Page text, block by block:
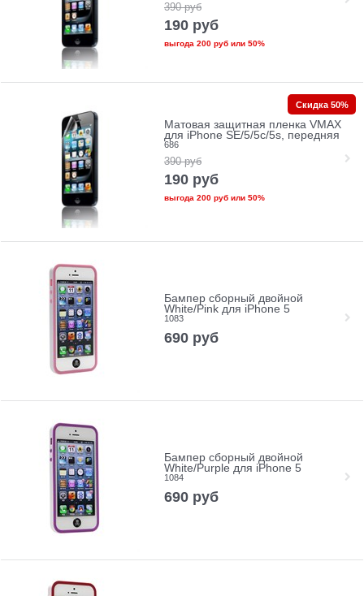
390 руб
190 руб
выгода 200 рубили 50%
Матовая защитная пленка VMAX
для iPhone SE/5/5c/5s, передняя
686
390 руб
190 руб
выгода 200 рубили 50%
Скидка 50%
Бампер сборный двойной
White/Pink для iPhone 5
1083
690 руб
Бампер сборный двойной
White/Purple для iPhone 5
1084
690 руб